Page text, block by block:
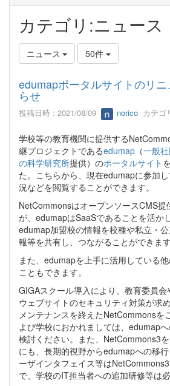
カテゴリ:ニュース
ニュース 50件
edumapポータルサイトのリ
らせ
投稿日時 : 2021/08/09 norico カテゴ
学校等の教育機関に提供する
継プロジェクトであるedumap （一般
の科学研究所提供）のポータルサイト
た。こちらから、現在edumapに参加
況などを閲覧することができます。
NetCommonsはオープンソースCMS提
が、edumapはSaaSであることを活か
edumap加盟校の情報を校種や私立・
報等を共有し、つながることができます
また、edumapを上手に活用している
こともできます。
GIGAスクール導入により、教育委員
ウェブサイトのセキュリティ対策が求
メンテナンスを終えたNetCommonsを
よび学校におかれましては、edumap
検討ください。また、NetCommons3
にも、長期的視野からedumapへの移
ーザインタフェイス等は
で、学校のIT担当者への追加研修等は必